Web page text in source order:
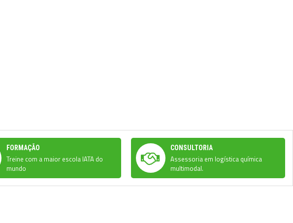
FORMAÇÃO
Treine com a maior escola IATA do
mundo
CONSULTORIA
Assessoria em logística química
multimodal.